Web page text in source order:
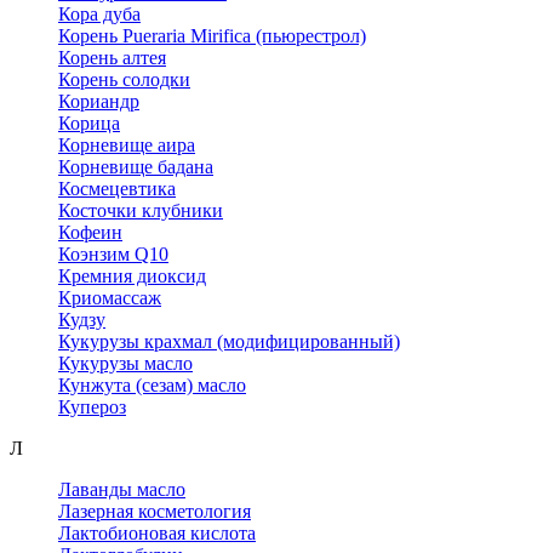
Кора дуба
Корень Pueraria Mirifica (пьюрестрол)
Корень алтея
Корень солодки
Кориандр
Корица
Корневище аира
Корневище бадана
Космецевтика
Косточки клубники
Кофеин
Коэнзим Q10
Кремния диоксид
Криомассаж
Кудзу
Кукурузы крахмал (модифицированный)
Кукурузы масло
Кунжута (сезам) масло
Купероз
Л
Лаванды масло
Лазерная косметология
Лактобионовая кислота